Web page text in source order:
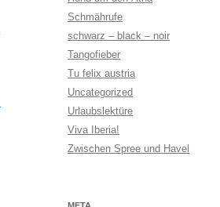
Schmährufe
schwarz – black – noir
Tangofieber
Tu felix austria
Uncategorized
Urlaubslektüre
Viva Iberia!
Zwischen Spree und Havel